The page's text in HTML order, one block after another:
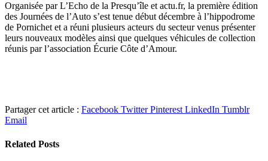
Organisée par L’Echo de la Presqu’île et actu.fr, la première édition
des Journées de l’Auto s’est tenue début décembre à l’hippodrome
de Pornichet et a réuni plusieurs acteurs du secteur venus présenter
leurs nouveaux modèles ainsi que quelques véhicules de collection
réunis par l’association Écurie Côte d’Amour.
Partager cet article : Facebook Twitter Pinterest LinkedIn Tumblr
Email
Related Posts